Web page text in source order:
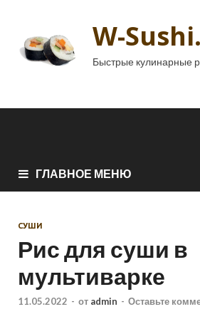
W-Sushi.
Быстрые кулинарные
ГЛАВНОЕ МЕНЮ
СУШИ
Рис для суши в
мультиварке
11.05.2022 - от admin - Оставьте